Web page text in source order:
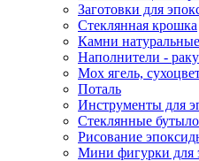
Заготовки для
Стеклянная крошка
Камни натуральные
Наполнители -
Мох ягель,
Поталь
Инструменты для
Стеклянные
Рисование
Мини фигурки для